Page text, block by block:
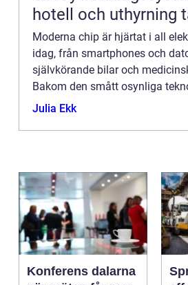
hotell och uthyrning
Moderna chip är hjärtat i all
idag, från smartphones och
självkörande bilar och
Bakom den smått osynliga
noggrant utvald kombination a...
Julia Ekk
Konferens dalarna